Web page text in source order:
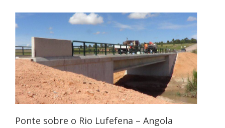
Ponte sobre o Rio Lufefena – Angola